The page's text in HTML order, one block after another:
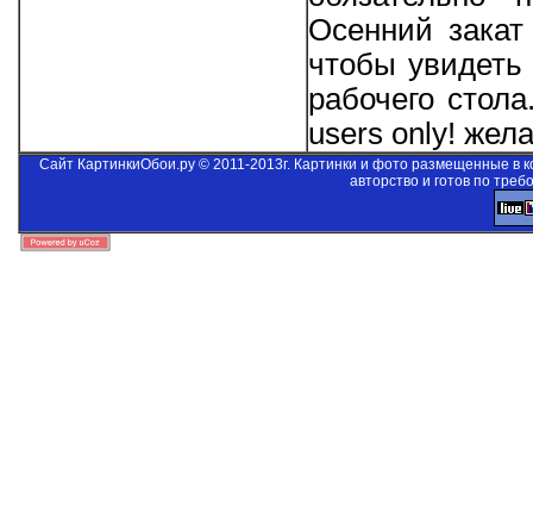
Осенний
чтобы
рабочего
users only!
Сайт КартинкиОбои.ру © 2011-2013г. Картинки и фото размещенные в
авторство и готов по